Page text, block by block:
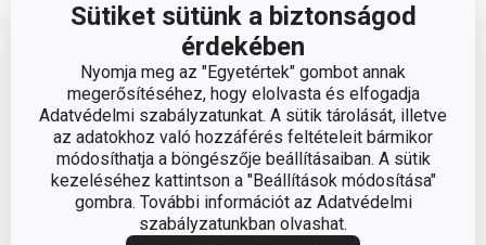
Sütiket sütünk a biztonságod
érdekében
Nyomja meg az "Egyetértek" gombot annak
megerősítéséhez, hogy elolvasta és elfogadja
Adatvédelmi szabályzatunkat. A sütik tárolását, illetve
az adatokhoz való hozzáférés feltételeit bármikor
módosíthatja a böngészője beállításaiban. A sütik
kezeléséhez kattintson a "Beállítások módosítása"
gombra. További információt az Adatvédelmi
szabályzatunkban olvashat.
Méretek
A TERMÉK MAGASSÁGA (CM)
A TERMÉK SZÉLESSÉGE (CM)